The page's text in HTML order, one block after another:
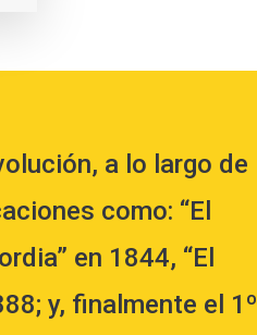
a lo largo de
como: “El
en 1844, “El
y, finalmente el 1º